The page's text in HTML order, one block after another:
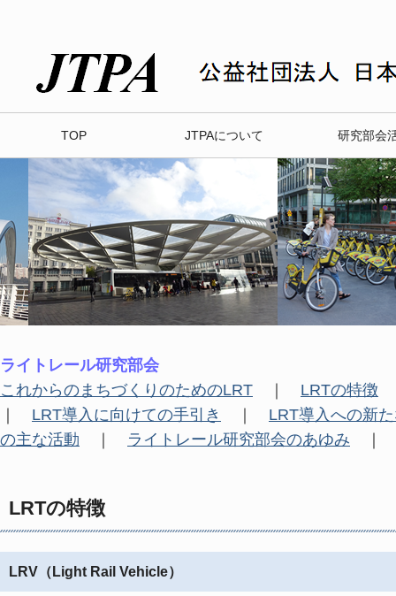
TOP JTPAについて 研究部会
ライトレール研究部会
これからのまちづくりのためのLRT
LRTの特徴
LRT導入に向けての手引き
LRT導入への新
の主な活動
ライトレール研究部会のあゆみ
LRTの特徴
LRV（Light Rail Vehicle）